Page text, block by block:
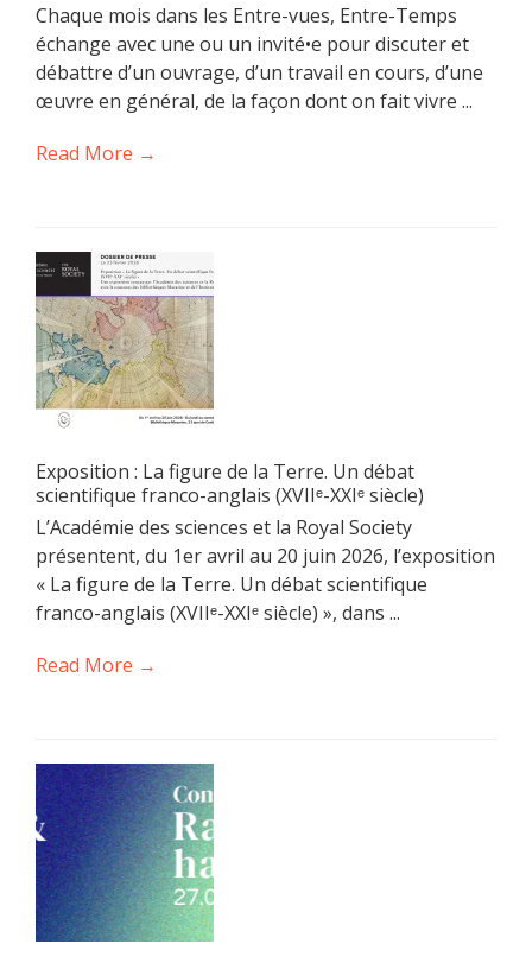
Chaque mois dans les Entre-vues, Entre-Temps
échange avec une ou un invité•e pour discuter et
débattre d’un ouvrage, d’un travail en cours, d’une
œuvre en général, de la façon dont on fait vivre ...
Read More →
Exposition : La figure de la Terre. Un débat
scientifique franco-anglais (XVIIᵉ-XXIᵉ siècle)
L’Académie des sciences et la Royal Society
présentent, du 1er avril au 20 juin 2026, l’exposition
« La figure de la Terre. Un débat scientifique
franco-anglais (XVIIᵉ-XXIᵉ siècle) », dans ...
Read More →